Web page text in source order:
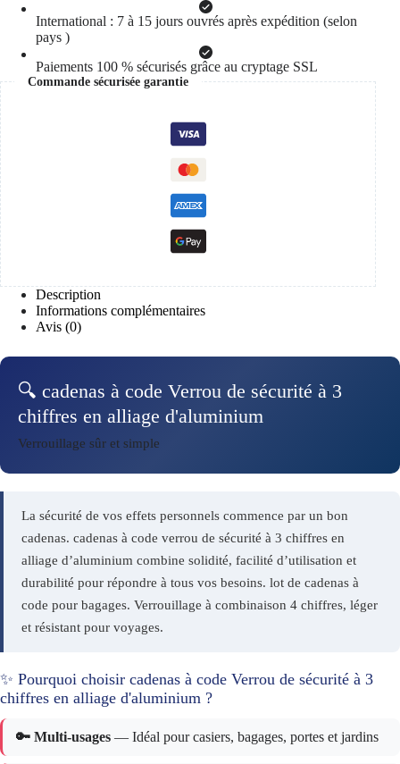
International : 7 à 15 jours ouvrés après expédition (selon
pays )
Paiements 100 % sécurisés grâce au cryptage SSL
Commande sécurisée garantie
Description
Informations complémentaires
Avis (0)
🔍 cadenas à code Verrou de sécurité à 3
chiffres en alliage d'aluminium
Verrouillage sûr et simple
La sécurité de vos effets personnels commence par un bon
cadenas. cadenas à code verrou de sécurité à 3 chiffres en
alliage d’aluminium combine solidité, facilité d’utilisation et
durabilité pour répondre à tous vos besoins. lot de cadenas à
code pour bagages. Verrouillage à combinaison 4 chiffres, léger
et résistant pour voyages.
✨ Pourquoi choisir cadenas à code Verrou de sécurité à 3
chiffres en alliage d'aluminium ?
🔑 Multi-usages — Idéal pour casiers, bagages, portes et jardins